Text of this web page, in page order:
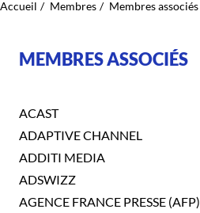
Accueil Membres Membres associés
MEMBRES ASSOCIÉS
ACAST
ADAPTIVE CHANNEL
ADDITI MEDIA
ADSWIZZ
AGENCE FRANCE PRESSE (AFP)